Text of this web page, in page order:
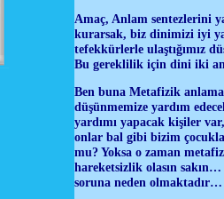
Amaç, Anlam sentezlerini
kurarsak, biz dinimizi iyi
tefekkürlerle ulaştığımız
Bu gereklilik için dini iki
Ben buna Metafizik
düşünmemize yardım
yardımı yapacak kişiler
onlar bal gibi bizim
mu? Yoksa o zaman
hareketsizlik olasın
soruna neden olmaktadır…